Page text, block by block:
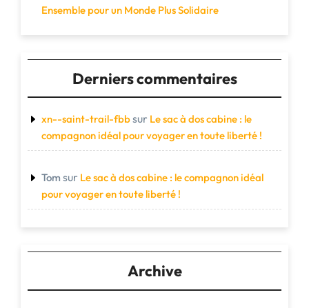
Ensemble pour un Monde Plus Solidaire
Derniers commentaires
xn--saint-trail-fbbsur Le sac à dos cabine : le
compagnon idéal pour voyager en toute liberté !
Tom sur Le sac à dos cabine : le compagnon idéal
pour voyager en toute liberté !
Archive